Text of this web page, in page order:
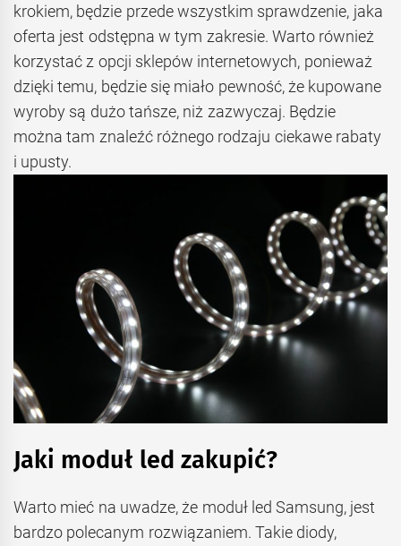
krokiem, będzie przede wszystkim sprawdzenie, jaka
oferta jest odstępna w tym zakresie. Warto również
korzystać z opcji sklepów internetowych, ponieważ
dzięki temu, będzie się miało pewność, że kupowane
wyroby są dużo tańsze, niż zazwyczaj. Będzie
można tam znaleźć różnego rodzaju ciekawe rabaty
i upusty.
Jaki moduł led zakupić?
Warto mieć na uwadze, że moduł led Samsung, jest
bardzo polecanym rozwiązaniem. Takie diody,